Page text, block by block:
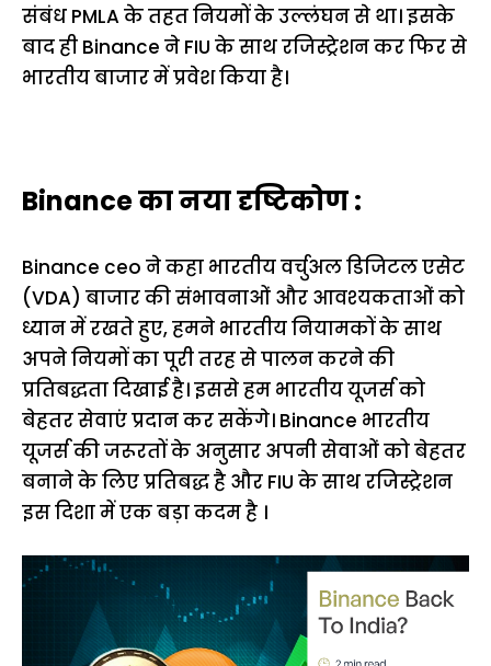
संबंध PMLA के तहत नियमों के उल्लंघन से था। इसके
बाद ही Binance ने FIU के साथ रजिस्ट्रेशन कर फिर से
भारतीय बाजार में प्रवेश किया है।
Binance का नया दृष्टिकोण :
Binance ceo ने कहा भारतीय वर्चुअल डिजिटल एसेट
(VDA) बाजार की संभावनाओं और आवश्यकताओं को
ध्यान में रखते हुए, हमने भारतीय नियामकों के साथ
अपने नियमों का पूरी तरह से पालन करने की
प्रतिबद्धता दिखाई है। इससे हम भारतीय यूजर्स को
बेहतर सेवाएं प्रदान कर सकेंगे। Binance भारतीय
यूजर्स की जरूरतों के अनुसार अपनी सेवाओं को बेहतर
बनाने के लिए प्रतिबद्ध है और FIU के साथ रजिस्ट्रेशन
इस दिशा में एक बड़ा कदम है ।